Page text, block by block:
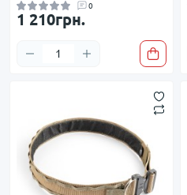
0
1 210грн.